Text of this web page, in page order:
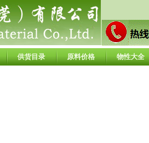
供货目录 原料价格 物性大全